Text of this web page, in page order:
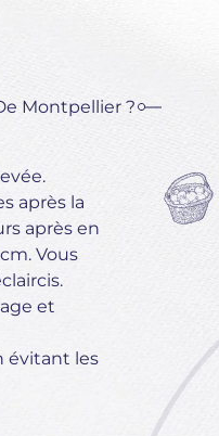
Montpellier ?
après la
après en
Vous
et
évitant les